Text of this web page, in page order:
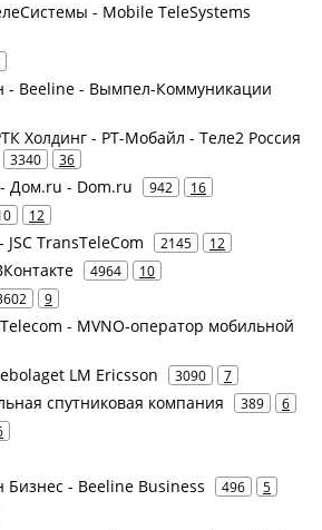
- Mobile TeleSystems
Beeline - Вымпел-Коммуникации
Холдинг - РТ-Мобайл - Теле2 Россия
3340 36
Дом.ru - Dom.ru 942 16
12
TransTeleCom 2145 12
4964 10
9
- MVNO-оператор мобильной
LM Ericsson 3090 7
спутниковая компания 389 6
- Beeline Business 496 5